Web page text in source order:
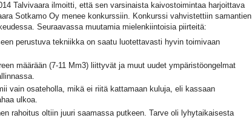
Talvivaara ilmoitti, että sen varsinaista kaivostoimintaa harjoittava
Sotkamo Oy menee konkurssiin. Konkurssi vahvistettiin samantien
Seuraavassa muutamia mielenkiintoisia piirteitä:
perustuva tekniikka on saatu luotettavasti hyvin toimivaan
määrään (7-11 Mm3) liittyvät ja muut uudet ympäristöongelmat
vain osateholla, mikä ei riitä kattamaan kuluja, eli kassaan
ulkoa.
rahoitus oltiin juuri saamassa putkeen. Tarve oli lyhytaikaisesta